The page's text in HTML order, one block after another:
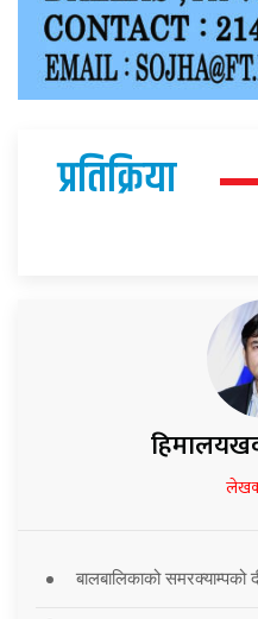
प्रतिक्रिया
बालबालिकाको समरक्याम्पको